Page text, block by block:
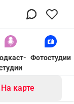
Фотостудии
На карте